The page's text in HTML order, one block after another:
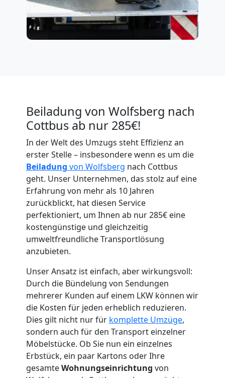
Beiladung von Wolfsberg nach
Cottbus ab nur 285€!
In der Welt des Umzugs steht Effizienz an
erster Stelle – insbesondere wenn es um die
Beiladung von Wolfsberg nach Cottbus
geht. Unser Unternehmen, das stolz auf eine
Erfahrung von mehr als 10 Jahren
zurückblickt, hat diesen Service
perfektioniert, um Ihnen ab nur 285€ eine
kostengünstige und gleichzeitig
umweltfreundliche Transportlösung
anzubieten.
Unser Ansatz ist einfach, aber wirkungsvoll:
Durch die Bündelung von Sendungen
mehrerer Kunden auf einem LKW können wir
die Kosten für jeden erheblich reduzieren.
Dies gilt nicht nur für komplette Umzüge,
sondern auch für den Transport einzelner
Möbelstücke. Ob Sie nun ein einzelnes
Erbstück, ein paar Kartons oder Ihre
gesamteWohnungseinrichtung von
Umzugshelfer
Wolfsberg
Möbeltaxi
Wolfsberg
Kleintransport
Wolfsberg